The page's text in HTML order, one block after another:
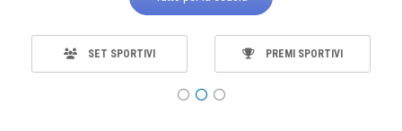
SET SPORTIVI PREMI SPORTIVI